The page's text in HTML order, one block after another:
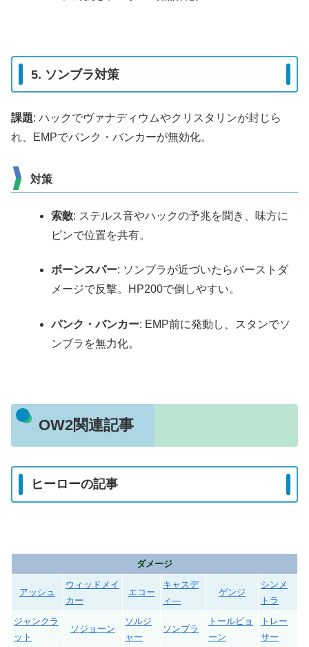
5. ソンブラ対策
課題: ハックでヴァナディウムやクリスタリンが封じら
れ、EMPでパンク・バンカーが無効化。
対策
索敵: ステルス音やハックの予兆を聞き、味方に
ピンで位置を共有。
ボーンスパー: ソンブラが近づいたらバーストダ
メージで反撃。HP200で倒しやすい。
パンク・バンカー: EMP前に発動し、スタンでソ
ンブラを無力化。
OW2関連記事
ヒーローの記事
ダメージ
アッシュ
ウィッドメイ
カー
エコー
キャスデ
ィ―
ゲンジ
シンメ
トラ
ジャンクラ
ット
ソジョーン
ソルジ
ャー
ソンブラ
トールビョ
ーン
トレー
サー